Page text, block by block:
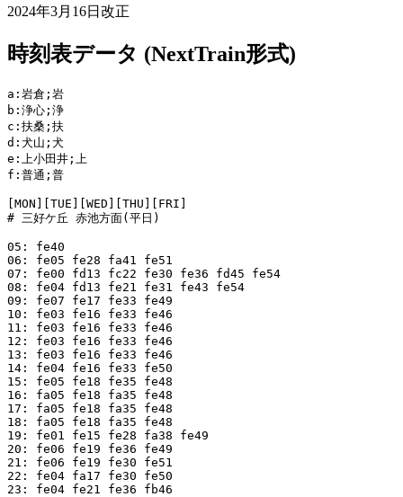
2024年3月16日改正
時刻表データ (NextTrain形式)
a:岩倉;岩
b:浄心;浄
c:扶桑;扶
d:犬山;犬
e:上小田井;上
f:普通;普
[MON][TUE][WED][THU][FRI]
# 三好ケ丘 赤池方面(平日)
05: fe40
06: fe05 fe28 fa41 fe51
07: fe00 fd13 fc22 fe30 fe36 fd45 fe54
08: fe04 fd13 fe21 fe31 fe43 fe54
09: fe07 fe17 fe33 fe49
10: fe03 fe16 fe33 fe46
11: fe03 fe16 fe33 fe46
12: fe03 fe16 fe33 fe46
13: fe03 fe16 fe33 fe46
14: fe04 fe16 fe33 fe50
15: fe05 fe18 fe35 fe48
16: fa05 fe18 fa35 fe48
17: fa05 fe18 fa35 fe48
18: fa05 fe18 fa35 fe48
19: fe01 fe15 fe28 fa38 fe49
20: fe06 fe19 fe36 fe49
21: fe06 fe19 fe30 fe51
22: fe04 fa17 fe30 fe50
23: fe04 fe21 fe36 fb46